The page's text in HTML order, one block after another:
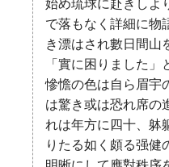
始め琉球に赴きしよ
で落もなく詳細に物
き漂はされ數日間山
「實に困りました
慘憺の色は自ら眉宇
は驚き或は恐れ席の
れは年方に四十、躰
りたる如く頗る强